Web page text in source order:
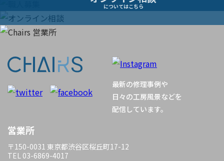
ビ
ー
シ
ョ
ン
についてはこちら
最新の修理事例や
日々の工房風景などを
配信しています。
営業所
〒150-0031 東京都渋谷区桜丘町17-12
TEL 03-6869-4017